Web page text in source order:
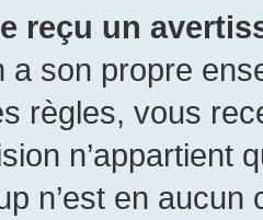
reçu un
a son propre
règles, vous
n’appartient
n’est en